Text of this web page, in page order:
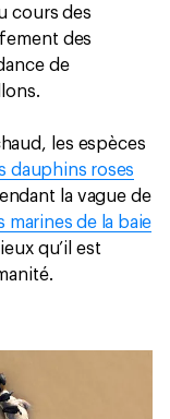
cours des
des
de
les espèces
dauphins roses
la vague de
marines de la baie
qu’il est